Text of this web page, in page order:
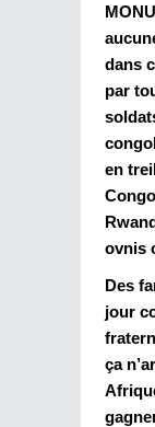
dans
par
en
ovnis
Des
jour
ça